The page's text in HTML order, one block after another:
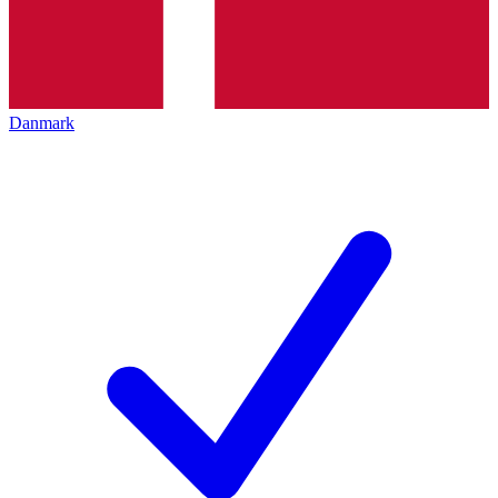
Danmark